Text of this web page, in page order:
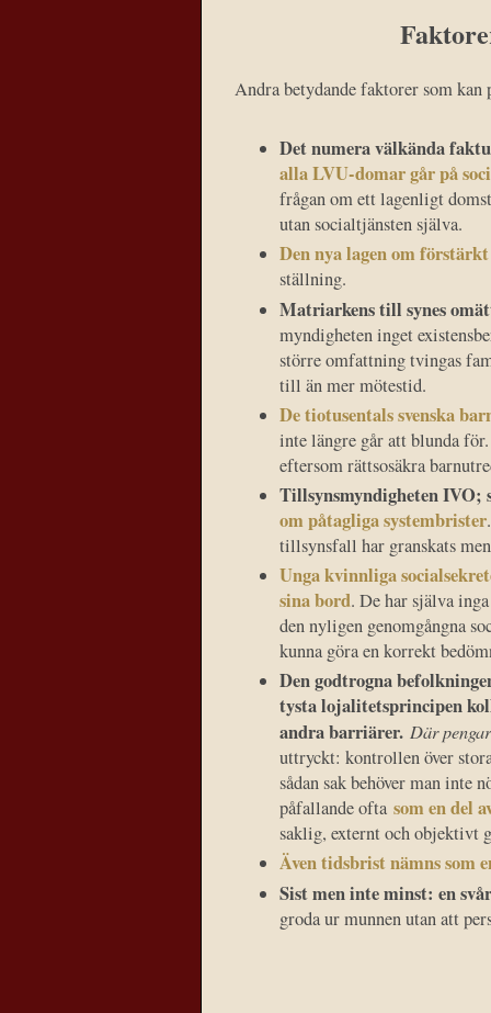
Andra betydande faktorer som
Det numera välkända
alla LVU-domar går på
frågan om ett lagenligt
utan socialtjänsten själva.
Den nya lagen om
ställning.
Matriarkens till synes
myndigheten inget
större omfattning tvingas
till än mer mötestid.
De tiotusentals svenska
inte längre går att blunda
eftersom rättsosäkra
Tillsynsmyndigheten IVO;
om påtagliga systembrister
tillsynsfall har granskats
Unga kvinnliga
sina bord. De har själva
den nyligen genomgångna
kunna göra en korrekt
Den godtrogna
tysta lojalitetsprincipen
andra barriärer. Där
uttryckt: kontrollen över
sådan sak behöver man
påfallande ofta som en del
saklig, externt och objektivt
Även tidsbrist nämns
Sist men inte minst: en
groda ur munnen utan att